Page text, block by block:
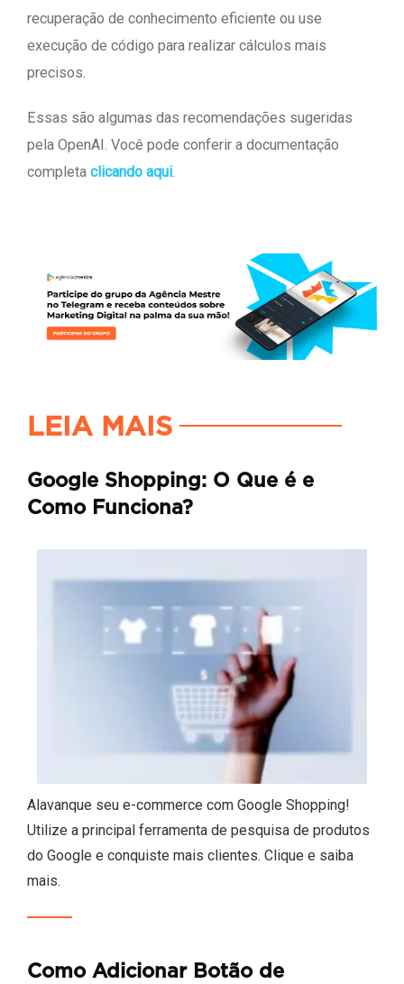
recuperação de conhecimento eficiente ou use
execução de código para realizar cálculos mais
precisos.
Essas são algumas das recomendações sugeridas
pela OpenAI. Você pode conferir a documentação
completa clicando aqui.
LEIA MAIS
Google Shopping: O Que é e
Como Funciona?
Alavanque seu e-commerce com Google Shopping!
Utilize a principal ferramenta de pesquisa de produtos
do Google e conquiste mais clientes. Clique e saiba
mais.
Como Adicionar Botão de